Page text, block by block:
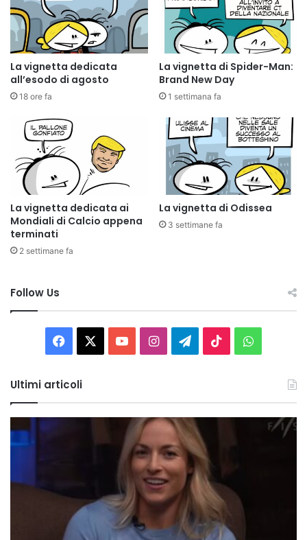
La vignetta dedicata
all’esodo di agosto
18 ore fa
La vignetta di Spider-Man:
Brand New Day
1 settimana fa
La vignetta dedicata ai
Mondiali di Calcio appena
terminati
2 settimane fa
La vignetta di Odissea
3 settimane fa
Follow Us
Facebook You InstagramTelegram
TikTok
Ultimi articoli